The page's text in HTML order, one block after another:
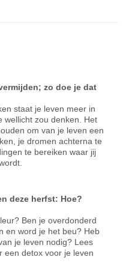
zo doe je dat
staat je leven meer in
wellicht zou denken. Het
om van je leven een
je dromen achterna te
te bereiken waar jij
deze herfst: Hoe?
Ben je overdonderd
en word je het beu? Heb
je leven nodig? Lees
een detox voor je leven